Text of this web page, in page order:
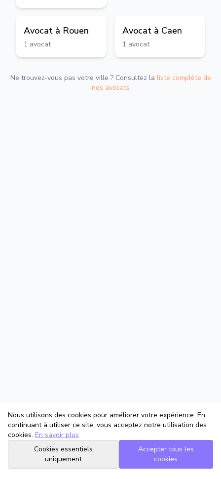
Avocat à Rouen
1 avocat
Avocat à Caen
1 avocat
Ne trouvez-vous pas votre ville ? Consultez la liste complète de
nos avocats
Nous utilisons des cookies pour améliorer votre expérience. En
continuant à utiliser ce site, vous acceptez notre utilisation des
cookies. En savoir plus
Cookies essentiels
uniquement
Accepter tous les
cookies